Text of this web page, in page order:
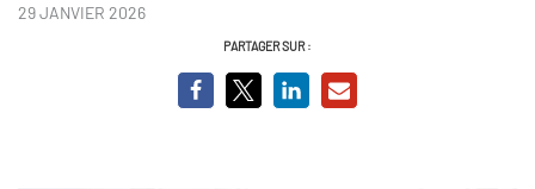
29 JANVIER 2026
PARTAGER SUR :